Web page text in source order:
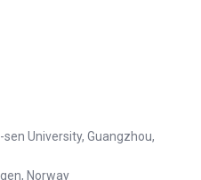
University, Guangzhou,
Norway